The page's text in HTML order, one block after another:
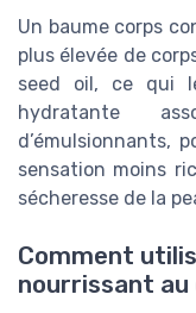
Un baume corps
plus élevée de
seed oil, ce qui
hydratante
d’émulsionnants,
sensation moins
sécheresse de la
Comment
nourrissant au